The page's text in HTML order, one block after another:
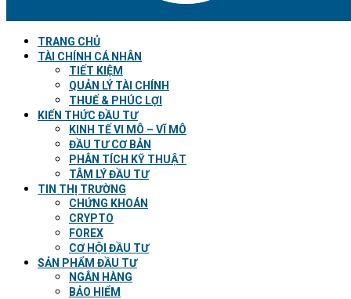
TRANG CHỦ
TÀI CHÍNH CÁ NHÂN
TIẾT KIỆM
QUẢN LÝ TÀI CHÍNH
THUẾ & PHÚC LỢI
KIẾN THỨC ĐẦU TƯ
KINH TẾ VI MÔ – VĨ MÔ
ĐẦU TƯ CƠ BẢN
PHÂN TÍCH KỸ THUẬT
TÂM LÝ ĐẦU TƯ
TIN THỊ TRƯỜNG
CHỨNG KHOÁN
CRYPTO
FOREX
CƠ HỘI ĐẦU TƯ
SẢN PHẨM ĐẦU TƯ
NGÂN HÀNG
BẢO HIỂM